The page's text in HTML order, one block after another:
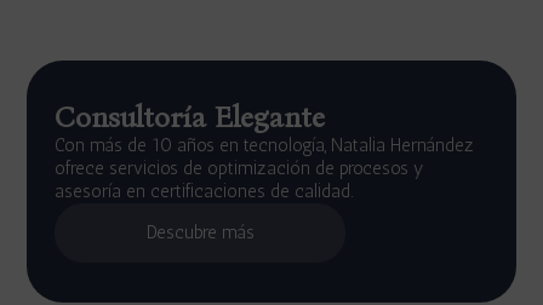
Consultoría Elegante
Con más de 10 años en tecnología, Natalia Hernández
ofrece servicios de optimización de procesos y
asesoría en certificaciones de calidad.
Descubre más